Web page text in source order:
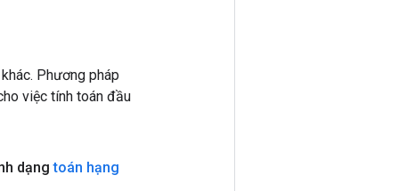
Phương pháp
việc tính toán đầu
dạngtoán hạng